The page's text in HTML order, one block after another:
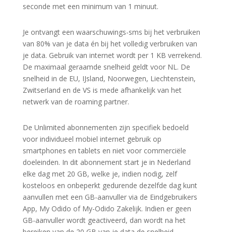
seconde met een minimum van 1 minuut.
Je ontvangt een waarschuwings-sms bij het verbruiken
van 80% van je data én bij het volledig verbruiken van
je data. Gebruik van internet wordt per 1 KB verrekend.
De maximaal geraamde snelheid geldt voor NL. De
snelheid in de EU, IJsland, Noorwegen, Liechtenstein,
Zwitserland en de VS is mede afhankelijk van het
netwerk van de roaming partner.
De Unlimited abonnementen zijn specifiek bedoeld
voor individueel mobiel internet gebruik op
smartphones en tablets en niet voor commerciële
doeleinden. In dit abonnement start je in Nederland
elke dag met 20 GB, welke je, indien nodig, zelf
kosteloos en onbeperkt gedurende dezelfde dag kunt
aanvullen met een GB-aanvuller via de Eindgebruikers
App, My Odido of My-Odido Zakelijk. Indien er geen
GB-aanvuller wordt geactiveerd, dan wordt na het